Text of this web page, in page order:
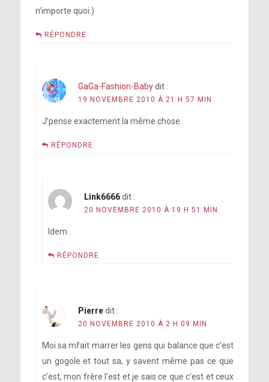
n’importe quoi.)
RÉPONDRE
GaGa-Fashion-Baby dit :
19 NOVEMBRE 2010 À 21 H 57 MIN
J’pense exactement la même chose.
RÉPONDRE
Link6666dit :
20 NOVEMBRE 2010 À 19 H 51 MIN
Idem .
RÉPONDRE
Pierre dit :
20 NOVEMBRE 2010 À 2 H 09 MIN
Moi sa mfait marrer les gens qui balance que c’est
un gogole et tout sa, y savent même pas ce que
c’est, mon frère l’est et je sais ce que c’est et ceux